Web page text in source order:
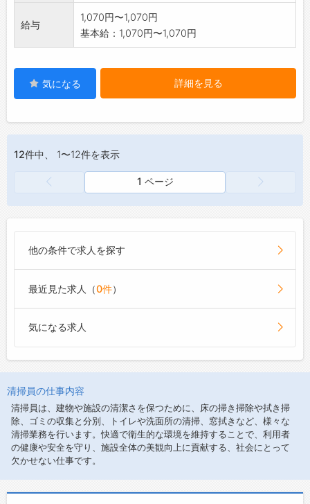
給与
1,070円〜1,070円
基本給：1,070円〜1,070円
気になる 詳細を見る
12件中、 1〜12件を表示
1 ページ
他の条件で求人を探す
最近見た求人（0件）
気になる求人
清掃員の仕事内容
清掃員は、建物や施設の清潔さを保つために、床の掃き掃除や拭き掃
除、ゴミの収集と分別、トイレや洗面所の清掃、窓拭きなど、様々な
清掃業務を行います。快適で衛生的な環境を維持することで、利用者
の健康や安全を守り、施設全体の美観向上に貢献する、社会にとって
欠かせない仕事です。